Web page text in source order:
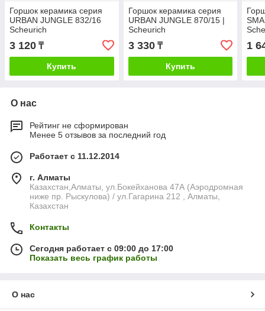
Горшок керамика серия
URBAN JUNGLE 832/16
Scheurich
3 120 ₸
Купить
Горшок керамика серия
URBAN JUNGLE 870/15 |
Scheurich
3 330₸
Купить
1
О нас
Рейтинг не сформирован
Менее 5 отзывов за последний год
Работает с 11.12.2014
г. Алматы
Казахстан,Алматы, ул.Бокейханова 47А (Аэродромная
ниже пр. Рыскулова) / ул.Гагарина 212 , Алматы,
Казахстан
Контакты
Сегодня работает с 09:00 до 17:00
Показать весь график работы
О нас